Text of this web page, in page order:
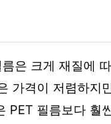
은 크게 재질에
가격이 저렴하지
PET 필름보다 훨